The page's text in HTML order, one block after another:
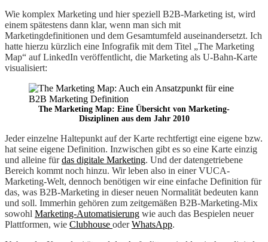
Wie komplex Marketing und hier speziell B2B-Marketing ist, wird
einem spätestens dann klar, wenn man sich mit
Marketingdefinitionen und dem Gesamtumfeld auseinandersetzt. Ich
hatte hierzu kürzlich eine Infografik mit dem Titel „The Marketing
Map“ auf LinkedIn veröffentlicht, die Marketing als U-Bahn-Karte
visualisiert:
The Marketing Map: Eine Übersicht von Marketing-
Disziplinen aus dem Jahr 2010
Jeder einzelne Haltepunkt auf der Karte rechtfertigt eine eigene bzw.
hat seine eigene Definition. Inzwischen gibt es so eine Karte einzig
und alleine fürdas digitale Marketing. Und der datengetriebene
Bereich kommt noch hinzu. Wir leben also in einer VUCA-
Marketing-Welt, dennoch benötigen wir eine einfache Definition für
das, was B2B-Marketing in dieser neuen Normalität bedeuten kann
und soll. Immerhin gehören zum zeitgemäßen B2B-Marketing-Mix
sowohl Marketing-Automatisierung wie auch das Bespielen neuer
Plattformen, wie Clubhouse oderWhatsApp.